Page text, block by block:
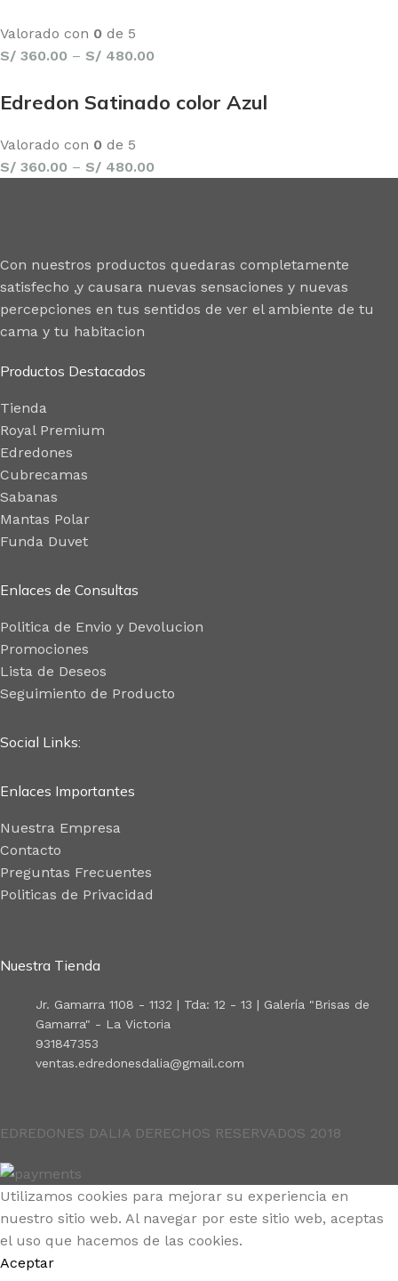
Valorado con 0 de 5
S/ 360.00 – S/ 480.00
Edredon Satinado color Azul
Valorado con 0 de 5
S/ 360.00 – S/ 480.00
Con nuestros productos quedaras completamente
satisfecho ,y causara nuevas sensaciones y nuevas
percepciones en tus sentidos de ver el ambiente de tu
cama y tu habitacion
Productos Destacados
Tienda
Royal Premium
Edredones
Cubrecamas
Sabanas
Mantas Polar
Funda Duvet
Enlaces de Consultas
Politica de Envio y Devolucion
Promociones
Lista de Deseos
Seguimiento de Producto
Social Links:
Enlaces Importantes
Nuestra Empresa
Contacto
Preguntas Frecuentes
Politicas de Privacidad
Nuestra Tienda
Jr. Gamarra 1108 - 1132 | Tda: 12 - 13 | Galería "Brisas de
Gamarra" - La Victoria
931847353
ventas.edredonesdalia@gmail.com
EDREDONES DALIA DERECHOS RESERVADOS 2018
Utilizamos cookies para mejorar su experiencia en
nuestro sitio web. Al navegar por este sitio web, aceptas
el uso que hacemos de las cookies.
Aceptar